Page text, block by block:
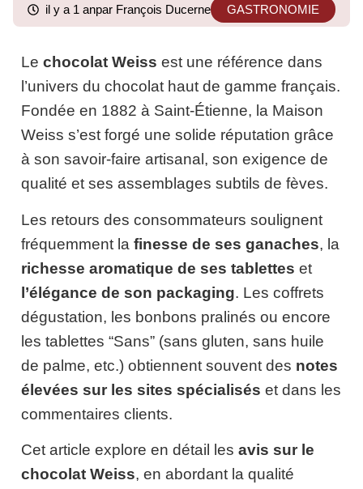
il y a 1 anpar François Ducerne GASTRONOMIE
Le chocolat Weiss est une référence dans
l’univers du chocolat haut de gamme français.
Fondée en 1882 à Saint-Étienne, la Maison
Weiss s’est forgé une solide réputation grâce
à son savoir-faire artisanal, son exigence de
qualité et ses assemblages subtils de fèves.
Les retours des consommateurs soulignent
fréquemment la finesse de ses ganaches, la
richesse aromatique de ses tablettes et
l’élégance de son packaging. Les coffrets
dégustation, les bonbons pralinés ou encore
les tablettes “Sans” (sans gluten, sans huile
de palme, etc.) obtiennent souvent des notes
élevées sur les sites spécialisés et dans les
commentaires clients.
Cet article explore en détail les avis sur le
chocolat Weiss, en abordant la qualité